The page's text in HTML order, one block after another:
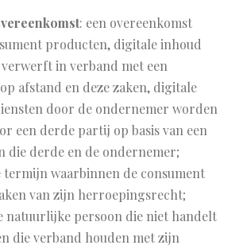
: een overeenkomst
producten, digitale inhoud
in verband met een
afstand en deze zaken, digitale
door de ondernemer worden
een derde partij op basis van een
die derde en de ondernemer;
termijn waarbinnen de consument
van zijn herroepingsrecht;
natuurlijke persoon die niet handelt
die verband houden met zijn